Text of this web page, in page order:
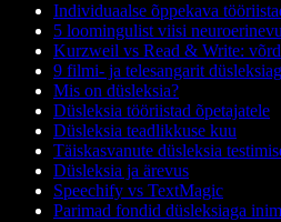
Individuaalse õppekava
5 loomingulist viisi
Kurzweil vs Read & Write:
9 filmi- ja telesangarit
Mis on düsleksia?
Düsleksia tööriistad õpetajatele
Düsleksia teadlikkuse kuu
Täiskasvanute düsleksia
Düsleksia ja ärevus
Speechify vs TextMagic
Parimad fondid düsleksiaga